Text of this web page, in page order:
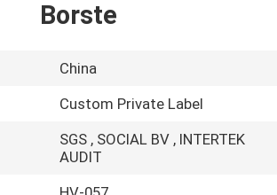
Borste
China
Custom Private Label
SGS , SOCIAL BV , INTERTEK
AUDIT